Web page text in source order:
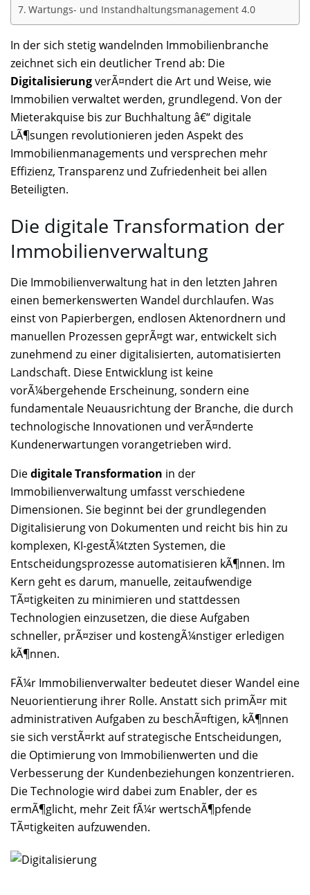
Wartungs- und Instandhaltungsmanagement 4.0
In der sich stetig wandelnden Immobilienbranche
zeichnet sich ein deutlicher Trend ab: Die
DigitalisierungverÃ¤ndert die Art und Weise, wie
Immobilien verwaltet werden, grundlegend. Von der
Mieterakquise bis zur Buchhaltung â€“ digitale
LÃ¶sungen revolutionieren jeden Aspekt des
Immobilienmanagements und versprechen mehr
Effizienz, Transparenz und Zufriedenheit bei allen
Beteiligten.
Die digitale Transformation der
Immobilienverwaltung
Die Immobilienverwaltung hat in den letzten Jahren
einen bemerkenswerten Wandel durchlaufen. Was
einst von Papierbergen, endlosen Aktenordnern und
manuellen Prozessen geprÃ¤gt war, entwickelt sich
zunehmend zu einer digitalisierten, automatisierten
Landschaft. Diese Entwicklung ist keine
vorÃ¼bergehende Erscheinung, sondern eine
fundamentale Neuausrichtung der Branche, die durch
technologische Innovationen und verÃ¤nderte
Kundenerwartungen vorangetrieben wird.
Diedigitale Transformation in der
Immobilienverwaltung umfasst verschiedene
Dimensionen. Sie beginnt bei der grundlegenden
Digitalisierung von Dokumenten und reicht bis hin zu
komplexen, KI-gestÃ¼tzten Systemen, die
Entscheidungsprozesse automatisieren kÃ¶nnen. Im
Kern geht es darum, manuelle, zeitaufwendige
TÃ¤tigkeiten zu minimieren und stattdessen
Technologien einzusetzen, die diese Aufgaben
schneller, prÃ¤ziser und kostengÃ¼nstiger erledigen
kÃ¶nnen.
FÃ¼r Immobilienverwalter bedeutet dieser Wandel eine
Neuorientierung ihrer Rolle. Anstatt sich primÃ¤r mit
administrativen Aufgaben zu beschÃ¤ftigen, kÃ¶nnen
sie sich verstÃ¤rkt auf strategische Entscheidungen,
die Optimierung von Immobilienwerten und die
Verbesserung der Kundenbeziehungen konzentrieren.
Die Technologie wird dabei zum Enabler, der es
ermÃ¶glicht, mehr Zeit fÃ¼r wertschÃ¶pfende
TÃ¤tigkeiten aufzuwenden.